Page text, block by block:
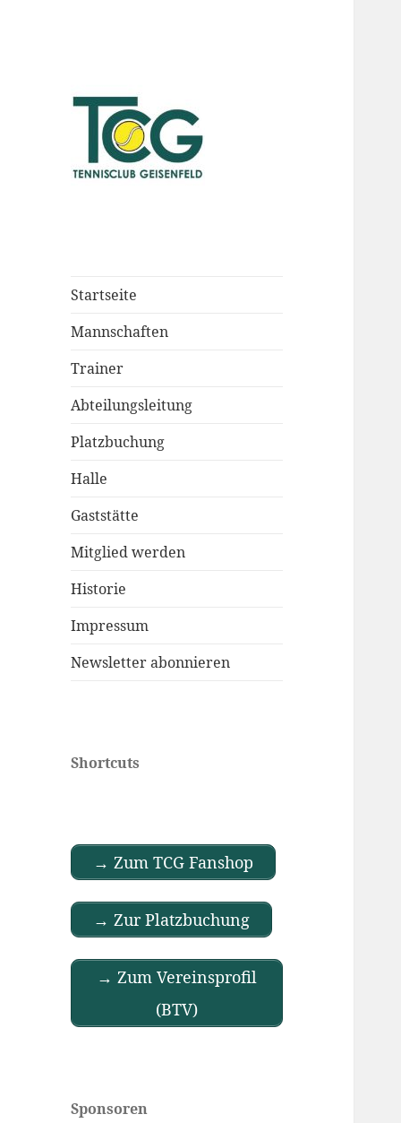
Startseite
Mannschaften
Trainer
Abteilungsleitung
Platzbuchung
Halle
Gaststätte
Mitglied werden
Historie
Impressum
Newsletter abonnieren
Shortcuts
→ Zum TCG Fanshop
→ Zur Platzbuchung
→ Zum Vereinsprofil
(BTV)
Sponsoren